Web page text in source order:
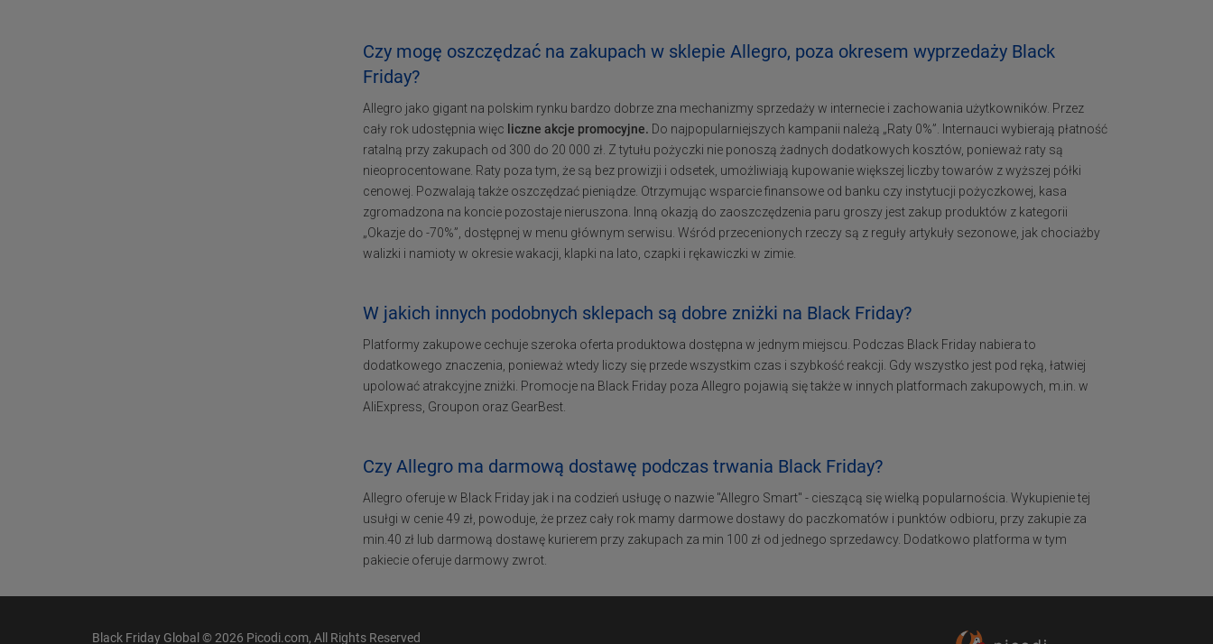
Czy mogę oszczędzać na zakupach w sklepie Allegro, poza okresem wyprzedaży Black
Friday?
Allegro jako gigant na polskim rynku bardzo dobrze zna mechanizmy sprzedaży w internecie i zachowania użytkowników. Przez
cały rok udostępnia więc liczne akcje promocyjne. Do najpopularniejszych kampanii należą „Raty 0%”. Internauci wybierają płatność
ratalną przy zakupach od 300 do 20 000 zł. Z tytułu pożyczki nie ponoszą żadnych dodatkowych kosztów, ponieważ raty są
nieoprocentowane. Raty poza tym, że są bez prowizji i odsetek, umożliwiają kupowanie większej liczby towarów z wyższej półki
cenowej. Pozwalają także oszczędzać pieniądze. Otrzymując wsparcie finansowe od banku czy instytucji pożyczkowej, kasa
zgromadzona na koncie pozostaje nieruszona. Inną okazją do zaoszczędzenia paru groszy jest zakup produktów z kategorii
„Okazje do -70%”, dostępnej w menu głównym serwisu. Wśród przecenionych rzeczy są z reguły artykuły sezonowe, jak chociażby
walizki i namioty w okresie wakacji, klapki na lato, czapki i rękawiczki w zimie.
W jakich innych podobnych sklepach są dobre zniżki na Black Friday?
Platformy zakupowe cechuje szeroka oferta produktowa dostępna w jednym miejscu. Podczas Black Friday nabiera to
dodatkowego znaczenia, ponieważ wtedy liczy się przede wszystkim czas i szybkość reakcji. Gdy wszystko jest pod ręką, łatwiej
upolować atrakcyjne zniżki. Promocje na Black Friday poza Allegro pojawią się także w innych platformach zakupowych, m.in. w
AliExpress, Groupon oraz GearBest.
Czy Allegro ma darmową dostawę podczas trwania Black Friday?
Allegro oferuje w Black Friday jak i na codzień usługę o nazwie "Allegro Smart" - cieszącą się wielką popularnościa. Wykupienie tej
usułgi w cenie 49 zł, powoduje, że przez cały rok mamy darmowe dostawy do paczkomatów i punktów odbioru, przy zakupie za
min.40 zł lub darmową dostawę kurierem przy zakupach za min 100 zł od jednego sprzedawcy. Dodatkowo platforma w tym
pakiecie oferuje darmowy zwrot.
Black Friday Global © 2026 Picodi.com, All Rights Reserved